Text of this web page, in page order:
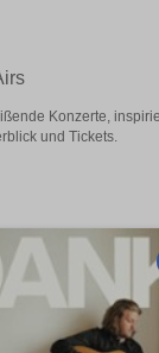
Konzerte,
und Tickets.